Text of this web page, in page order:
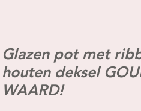
Glazen pot met
houten deksel
WAARD!